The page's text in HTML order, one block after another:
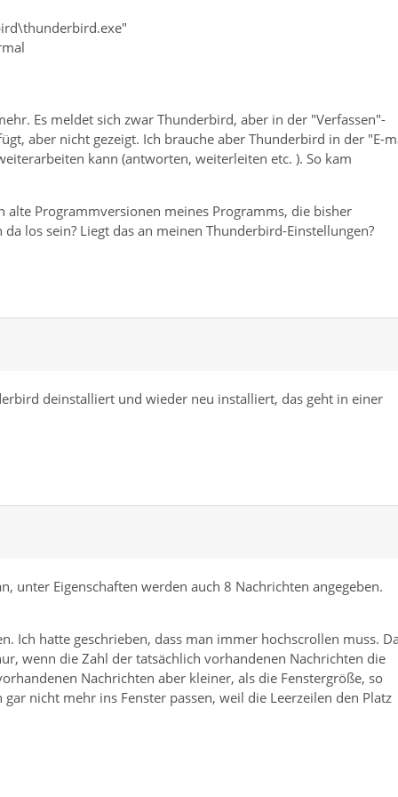
Es meldet sich zwar Thunderbird, aber in der "Verfassen"-
aber nicht gezeigt. Ich brauche aber Thunderbird in der "E-
kann (antworten, weiterleiten etc. ). So kam
Programmversionen meines Programms, die bisher
los sein? Liegt das an meinen Thunderbird-Einstellungen?
deinstalliert und wieder neu installiert, das geht in einer
unter Eigenschaften werden auch 8 Nachrichten angegeben.
Ich hatte geschrieben, dass man immer hochscrollen muss.
wenn die Zahl der tatsächlich vorhandenen Nachrichten die
Nachrichten aber kleiner, als die Fenstergröße, so
nicht mehr ins Fenster passen, weil die Leerzeilen den Platz